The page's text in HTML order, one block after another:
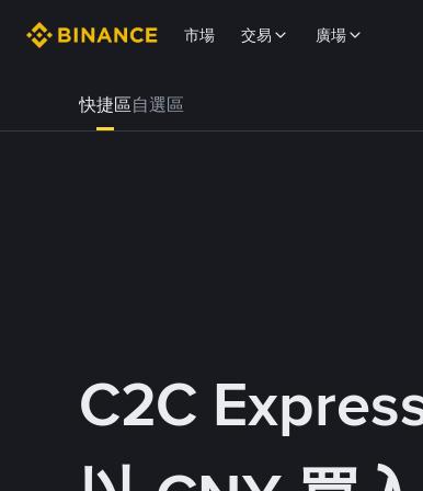
市場 交易 廣場
快捷區自選區
C2C